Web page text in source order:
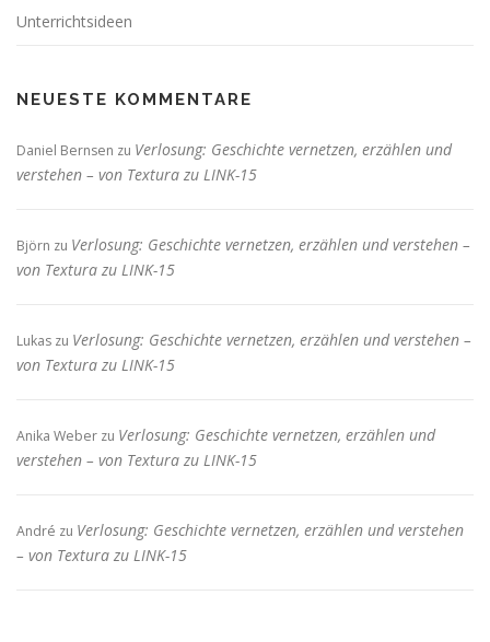
Unterrichtsideen
NEUESTE KOMMENTARE
Daniel Bernsen zu Verlosung: Geschichte vernetzen, erzählen und
verstehen – von Textura zu LINK-15
Björn zu Verlosung: Geschichte vernetzen, erzählen und verstehen –
von Textura zu LINK-15
Lukas zu Verlosung: Geschichte vernetzen, erzählen und verstehen –
von Textura zu LINK-15
Anika Weber zu Verlosung: Geschichte vernetzen, erzählen und
verstehen – von Textura zu LINK-15
André zu Verlosung: Geschichte vernetzen, erzählen und verstehen
– von Textura zu LINK-15